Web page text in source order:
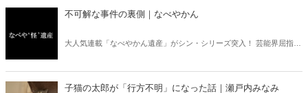
不可解な事件の裏側｜なべやかん
大人気連載「なべやかん遺産」がシン・シリーズ突入！ 芸能界屈指の
信じるか信じないかは、あなた次第！ 芸能ニュース
子猫の太郎が「行方不明」になった話｜瀬戸内みなみ